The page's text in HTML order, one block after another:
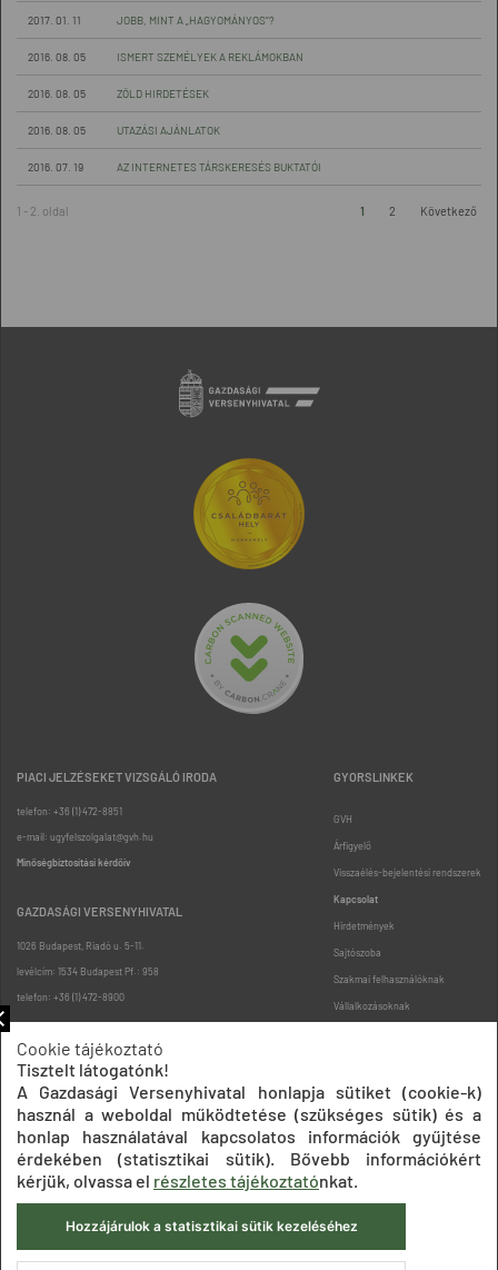
2017. 01. 11 JOBB, MINT A „HAGYOMÁNYOS”?
2016. 08. 05 ISMERT SZEMÉLYEK A REKLÁMOKBAN
2016. 08. 05 ZÖLD HIRDETÉSEK
2016. 08. 05 UTAZÁSI AJÁNLATOK
2016. 07. 19 AZ INTERNETES TÁRSKERESÉS BUKTATÓI
1 - 2. oldal 1 2 Következő
PIACI JELZÉSEKET VIZSGÁLÓ IRODA
telefon: +36 (1) 472-8851
e-mail: ugyfelszolgalat@gvh.hu
Minőségbiztosítási kérdőív
GAZDASÁGI VERSENYHIVATAL
1026 Budapest, Riadó u. 5-11.
levélcím: 1534 Budapest Pf.: 958
telefon: +36 (1) 472-8900
GYORSLINKEK
GVH
Árfigyelő
Visszaélés-bejelentési rendszerek
Kapcsolat
Hirdetmények
Sajtószoba
Szakmai felhasználóknak
Vállalkozásoknak
Oldaltérkép
Impresszum Adatkezelési tájékoztatók
Akadálymentesítési nyilatkozat
Közadatkereső
Süti beállítások ÁSZF
Cookie tájékoztató
Tisztelt látogatónk!
A Gazdasági Versenyhivatal honlapja sütiket (cookie-k)
használ a weboldal működtetése (szükséges sütik) és a
honlap használatával kapcsolatos információk gyűjtése
érdekében (statisztikai sütik). Bővebb információkért
kérjük, olvassa el részletes tájékoztatónkat.
Hozzájárulok a statisztikai sütik kezeléséhez